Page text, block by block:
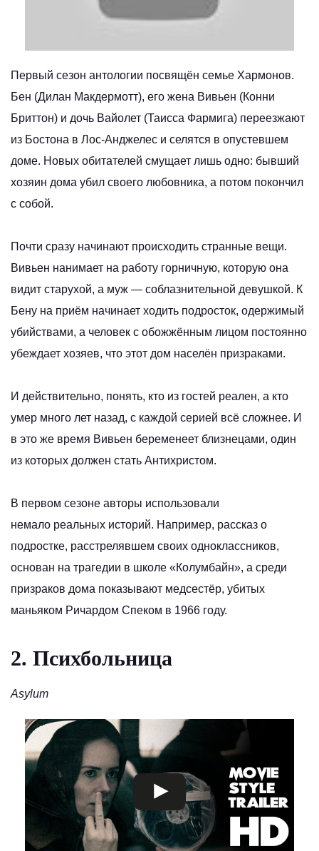
Первый сезон антологии посвящён семье Хармонов.
Бен (Дилан Макдермотт), его жена Вивьен (Конни
Бриттон) и дочь Вайолет (Таисса Фармига) переезжают
из Бостона в Лос-Анджелес и селятся в опустевшем
доме. Новых обитателей смущает лишь одно: бывший
хозяин дома убил своего любовника, а потом покончил
с собой.
Почти сразу начинают происходить странные вещи.
Вивьен нанимает на работу горничную, которую она
видит старухой, а муж — соблазнительной девушкой. К
Бену на приём начинает ходить подросток, одержимый
убийствами, а человек с обожжённым лицом постоянно
убеждает хозяев, что этот дом населён призраками.
И действительно, понять, кто из гостей реален, а кто
умер много лет назад, с каждой серией всё сложнее. И
в это же время Вивьен беременеет близнецами, один
из которых должен стать Антихристом.
В первом сезоне авторы использовали
немало реальных историй. Например, рассказ о
подростке, расстрелявшем своих одноклассников,
основан на трагедии в школе «Колумбайн», а среди
призраков дома показывают медсестёр, убитых
маньяком Ричардом Спеком в 1966 году.
2. Психбольница
Asylum